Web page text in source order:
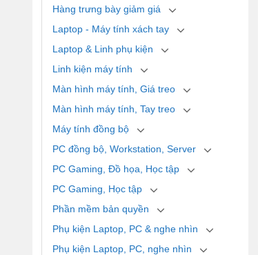
Hàng trưng bày giảm giá
Laptop - Máy tính xách tay
Laptop & Linh phụ kiện
Linh kiện máy tính
Màn hình máy tính, Giá treo
Màn hình máy tính, Tay treo
Máy tính đồng bộ
PC đồng bộ, Workstation, Server
PC Gaming, Đồ họa, Học tập
PC Gaming, Học tập
Phần mềm bản quyền
Phụ kiện Laptop, PC & nghe nhìn
Phụ kiện Laptop, PC, nghe nhìn